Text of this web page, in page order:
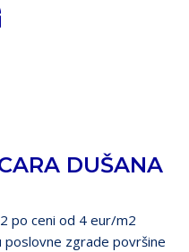
DUŠANA
po ceni od 4 eur/m2
zgrade površine